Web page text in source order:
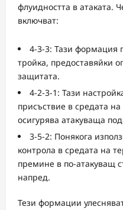
флуидността в атаката.
включват:
4-3-3: Тази формация
тройка, предоставяйки
защитата.
4-2-3-1: Тази
присъствие в средата
осигурява атакуваща
3-5-2: Понякога
контрола в средата на
премине в по-атакуващ
напред.
Тези формации